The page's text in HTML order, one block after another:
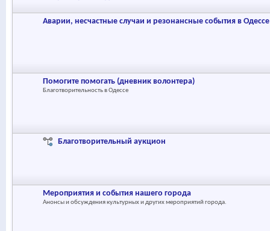
Аварии, несчастные случаи и резонансные события в
Помогите помогать (дневник волонтера)
Благотворительность в Одессе
Благотворительный аукцион
Мероприятия и события нашего города
Анонсы и обсуждения культурных и других мероприятий города.